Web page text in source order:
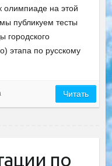
олимпиаде на этой
публикуем тесты
городского
этапа по русскому
Читать
по